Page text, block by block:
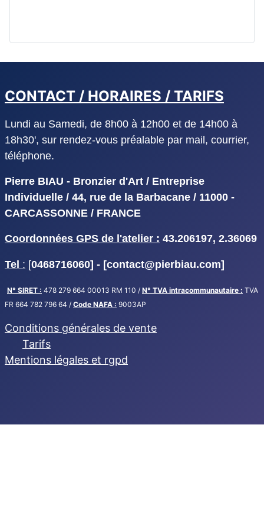
CONTACT / HORAIRES / TARIFS
Lundi au Samedi, de 8h00 à 12h00 et de 14h00 à
18h30', sur rendez-vous préalable par mail, courrier,
téléphone.
Pierre BIAU - Bronzier d'Art / Entreprise
Individuelle / 44, rue de la Barbacane / 11000 -
CARCASSONNE / FRANCE
Coordonnées GPS de l'atelier : 43.206197, 2.36069
Tel : [0468716060] - [contact@pierbiau.com]
N° SIRET : 478 279 664 00013 RM 110 / N° TVA intracommunautaire : TVA
FR 664 782 796 64 / Code NAFA : 9003AP
Conditions générales de vente
Tarifs
Mentions légales et rgpd